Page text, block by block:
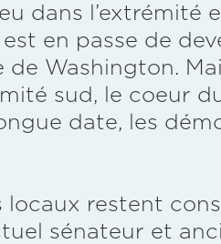
dans l’extrémité
en passe de
de Washington.
sud, le coeur
date, les
locaux restent
sénateur et